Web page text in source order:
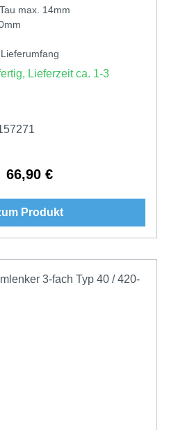
max. 14mm
Lieferzeit ca. 1-3
Regulärer Preis:
66,90 €
Produkt